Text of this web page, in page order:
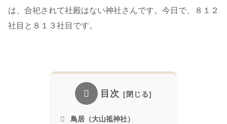
は、合祀されて社殿はない神社さんです。今日で、８１２
社目と８１３社目です。
目次
鳥居（大山祗神社）